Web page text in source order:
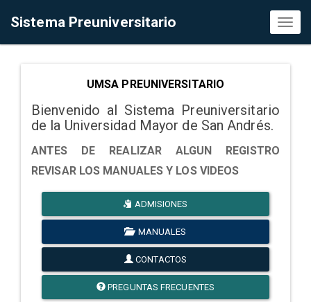
Sistema Preuniversitario
UMSA PREUNIVERSITARIO
Bienvenido al Sistema Preuniversitario
de la Universidad Mayor de San Andrés.
ANTES DE REALIZAR ALGUN REGISTRO
REVISAR LOS MANUALES Y LOS VIDEOS
ADMISIONES
MANUALES
CONTACTOS
PREGUNTAS FRECUENTES